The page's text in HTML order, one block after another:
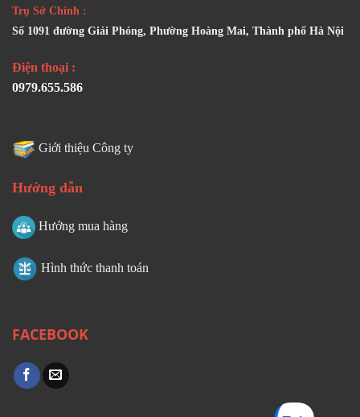
Trụ Sở Chính :
Số 1091 đường Giải Phóng, Phường Hoàng Mai, Thành phố Hà Nội
Điện thoại :
0979.655.586
Giới thiệu Công ty
Hướng dẫn
Hướng mua hàng
Hình thức thanh toán
FACEBOOK